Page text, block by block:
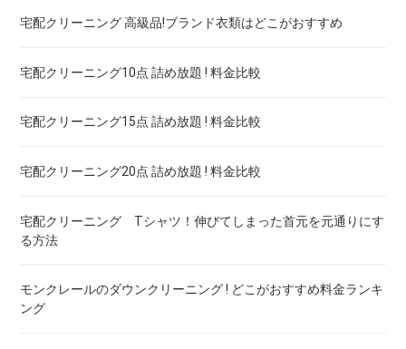
ブランドワイシャツ！宅配クリーニング 高品質 料金 比較
ブランドダウン！宅配クリーニング 高品質 料金 比較
宅配クリーニング 高級品!ブランド衣類はどこがおすすめ
宅配クリーニング10点 詰め放題 ! 料金比較
宅配クリーニング15点 詰め放題 ! 料金比較
宅配クリーニング20点 詰め放題 ! 料金比較
宅配クリーニング Tシャツ！伸びてしまった首元を元通りにす
る方法
モンクレールのダウンクリーニング ! どこがおすすめ料金ランキ
ング